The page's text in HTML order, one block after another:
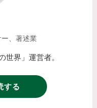
、著述業
世界」運営者。
する